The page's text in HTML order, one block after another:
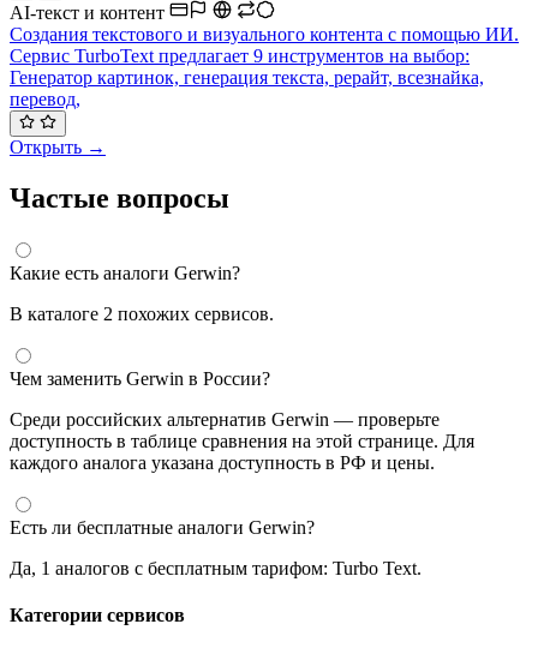
AI-текст и контент
Создания текстового и визуального контента с помощью ИИ.
Сервис TurboText предлагает 9 инструментов на выбор:
Генератор картинок, генерация текста, рерайт, всезнайка,
перевод,
Открыть →
Частые вопросы
Какие есть аналоги Gerwin?
В каталоге 2 похожих сервисов.
Чем заменить Gerwin в России?
Среди российских альтернатив Gerwin — проверьте
доступность в таблице сравнения на этой странице. Для
каждого аналога указана доступность в РФ и цены.
Есть ли бесплатные аналоги Gerwin?
Да, 1 аналогов с бесплатным тарифом: Turbo Text.
Категории сервисов